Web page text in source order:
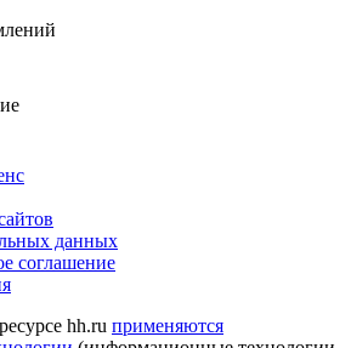
данных
соглашение
hh.ru применяются